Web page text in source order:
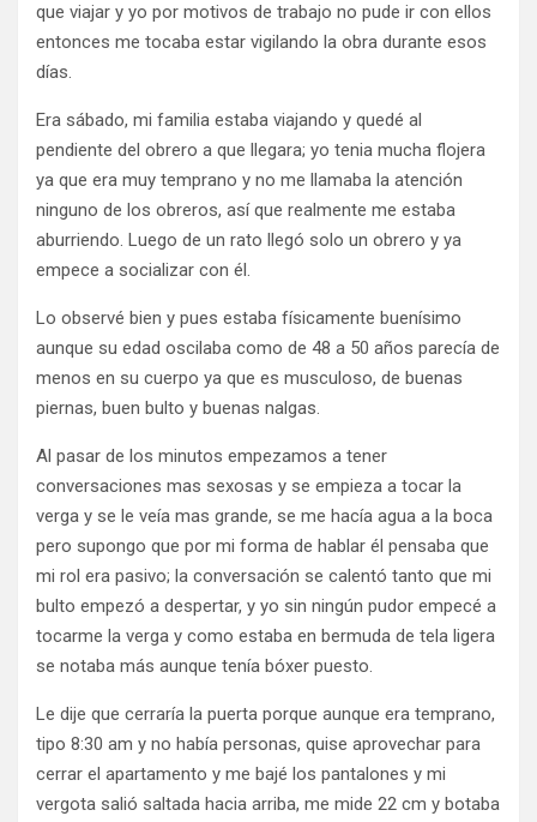
que viajar y yo por motivos de trabajo no pude ir con ellos
entonces me tocaba estar vigilando la obra durante esos
días.
Era sábado, mi familia estaba viajando y quedé al
pendiente del obrero a que llegara; yo tenia mucha flojera
ya que era muy temprano y no me llamaba la atención
ninguno de los obreros, así que realmente me estaba
aburriendo. Luego de un rato llegó solo un obrero y ya
empece a socializar con él.
Lo observé bien y pues estaba físicamente buenísimo
aunque su edad oscilaba como de 48 a 50 años parecía de
menos en su cuerpo ya que es musculoso, de buenas
piernas, buen bulto y buenas nalgas.
Al pasar de los minutos empezamos a tener
conversaciones mas sexosas y se empieza a tocar la
verga y se le veía mas grande, se me hacía agua a la boca
pero supongo que por mi forma de hablar él pensaba que
mi rol era pasivo; la conversación se calentó tanto que mi
bulto empezó a despertar, y yo sin ningún pudor empecé a
tocarme la verga y como estaba en bermuda de tela ligera
se notaba más aunque tenía bóxer puesto.
Le dije que cerraría la puerta porque aunque era temprano,
tipo 8:30 am y no había personas, quise aprovechar para
cerrar el apartamento y me bajé los pantalones y mi
vergota salió saltada hacia arriba, me mide 22 cm y botaba